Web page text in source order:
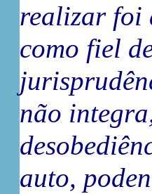
realizar foi
como fiel
não
auto,